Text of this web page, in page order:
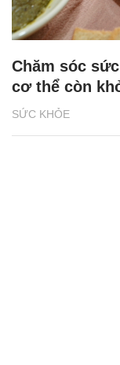
SỨC KHỎE
Chăm sóc
cơ thể còn